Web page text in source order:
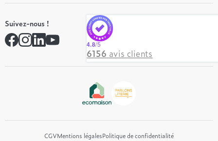
Nos engagements
Rejoindre notre réseau
Contactez-nous
André Renault
Simmons
Hôtel & Lodge
Suivez-nous !
4.8/5
6156 avis clients
CGVMentions légalesPolitique de confidentialité